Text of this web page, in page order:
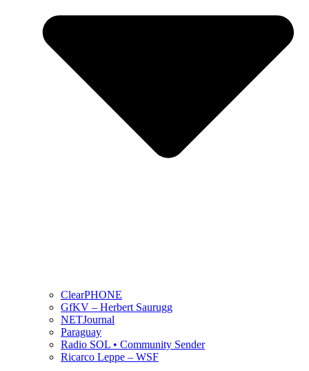
ClearPHONE
GfKV – Herbert Saurugg
NETJournal
Paraguay
Radio SOL • Community Sender
Ricarco Leppe – WSF